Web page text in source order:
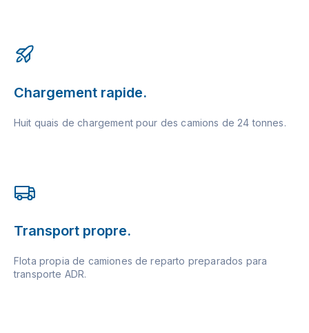
Chargement rapide.
Huit quais de chargement pour des camions de 24 tonnes.
Transport propre.
Flota propia de camiones de reparto preparados para
transporte ADR.